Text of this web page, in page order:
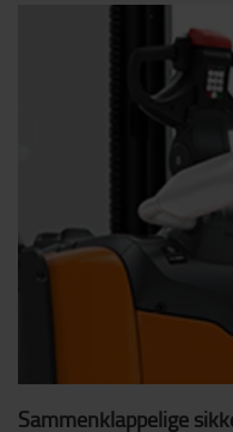
Sammenklappelige